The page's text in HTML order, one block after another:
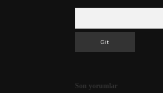
Son yorumlar